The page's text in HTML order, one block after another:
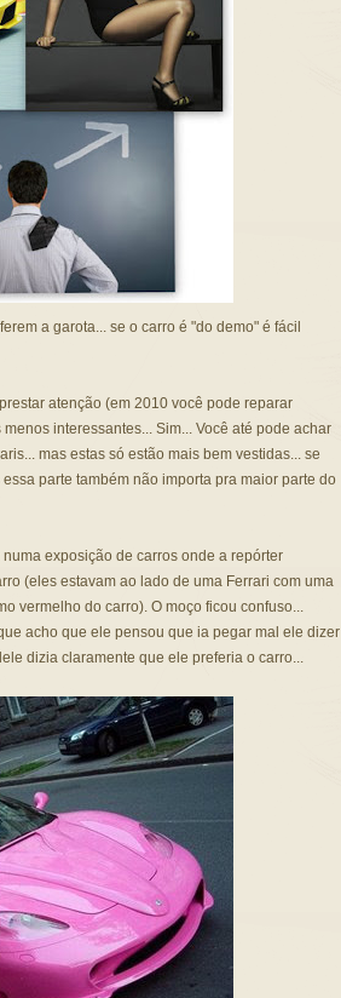
a garota... se o carro é "do demo" é fácil
atenção (em 2010 você pode reparar
interessantes... Sim... Você até pode achar
mas estas só estão mais bem vestidas... se
parte também não importa pra maior parte do
exposição de carros onde a repórter
(eles estavam ao lado de uma Ferrari com uma
vermelho do carro). O moço ficou confuso...
acho que ele pensou que ia pegar mal ele dizer
dizia claramente que ele preferia o carro...